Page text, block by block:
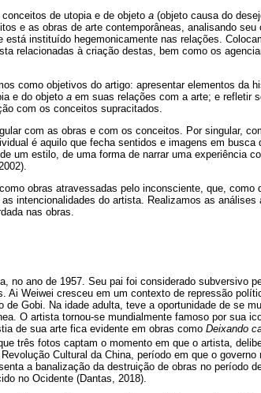
de utopia e de objeto a (objeto causa do
e as obras de arte contemporâneas, analisando seu
está instituído hegemonicamente nas relações.
relacionadas à criação destas, bem como os
como objetivos do artigo: apresentar elementos da
e do objeto a em suas relações com a arte; e refletir
com os conceitos supracitados.
com as obras e com os conceitos. Por singular,
é aquilo que fecha sentidos e imagens em busca
um estilo, de uma forma de narrar uma experiência
obras atravessadas pelo inconsciente, que, como
intencionalidades do artista. Realizamos as análises
nas obras.
no ano de 1957. Seu pai foi considerado subversivo
Ai Weiwei cresceu em um contexto de repressão
Gobi. Na idade adulta, teve a oportunidade de se
O artista tornou-se mundialmente famoso por sua
de sua arte fica evidente em obras como Deixando
três fotos captam o momento em que o artista,
Cultural da China, período em que o
a banalização da destruição de obras no período
no Ocidente (Dantas, 2018).